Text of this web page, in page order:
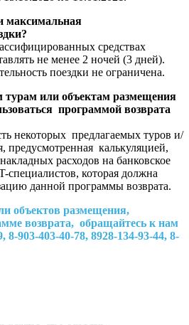
максимальная
средствах
не менее 2 ночей (3 дней).
поездки не ограничена.
или объектам размещения
программой возврата
некоторых предлагаемых туров и/
предусмотренная калькуляцией,
расходов на банковское
специалистов, которая должна
данной программы возврата.
объектов размещения,
возврата, обращайтесь к нам
8-903-403-40-78, 8928-134-93-44, 8-